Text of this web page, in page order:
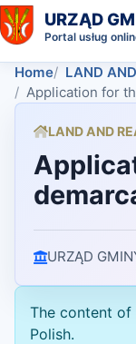
URZĄD
Portal usług
Home
LAND
Application for
LAND AND
URZĄD
The content of
Polish.